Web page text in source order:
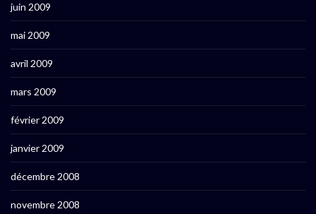
juin 2009
mai 2009
avril 2009
mars 2009
février 2009
janvier 2009
décembre 2008
novembre 2008